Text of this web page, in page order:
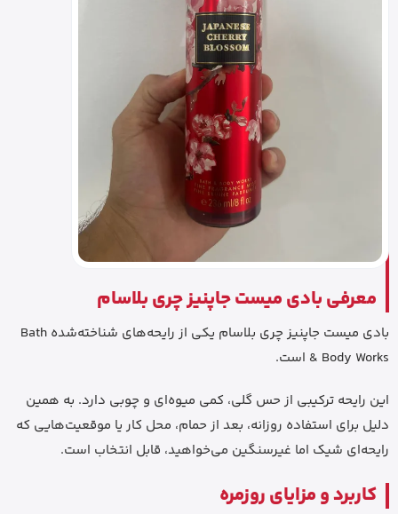
معرفی بادی میست جاپنیز چری بلاسام
بادی میست جاپنیز چری بلاسام یکی از رایحه‌های شناخته‌شده Bath
& Body Works است.
این رایحه ترکیبی از حس گلی، کمی میوه‌ای و چوبی دارد. به همین
دلیل برای استفاده روزانه، بعد از حمام، محل کار یا موقعیت‌هایی که
رایحه‌ای شیک اما غیرسنگین می‌خواهید، قابل انتخاب است.
کاربرد و مزایای روزمره